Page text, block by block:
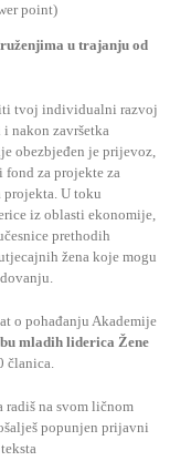
point)
u trajanju od
tvoj individualni razvoj
nakon završetka
obezbjeđen je prijevoz,
fond za projekte za
U toku
iz oblasti ekonomije,
prethodih
žena koje mogu
o pohađanju Akademije
mladih liderica Žene
članica.
radiš na svom ličnom
popunjen prijavni